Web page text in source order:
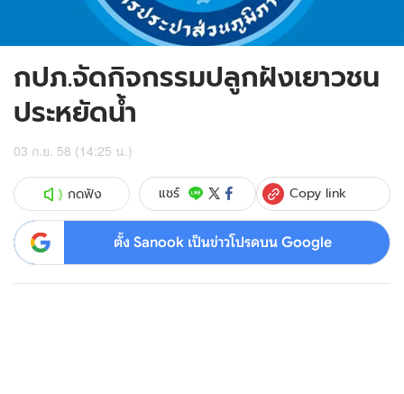
กปภ.จัดกิจกรรมปลูกฝังเยาวชน
ประหยัดน้ำ
03 ก.ย. 58 (14:25 น.)
กดฟัง แชร์ Copy link
ตั้ง Sanook เป็นข่าวโปรดบน Google